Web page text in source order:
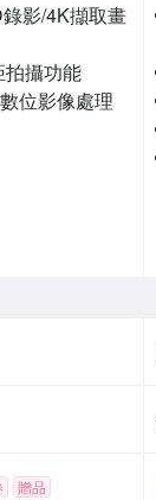
影/4K擷取畫
拍攝功能
位影像處理
贈品